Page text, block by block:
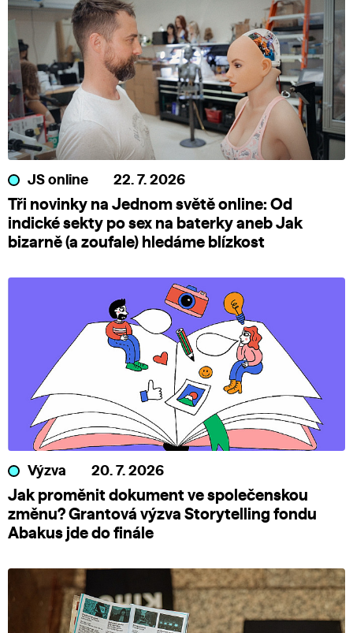
JS online 22. 7. 2026
Tři novinky na Jednom světě online: Od
indické sekty po sex na baterky aneb Jak
bizarně (a zoufale) hledáme blízkost
Výzva 20. 7. 2026
Jak proměnit dokument ve společenskou
změnu? Grantová výzva Storytelling fondu
Abakus jde do finále